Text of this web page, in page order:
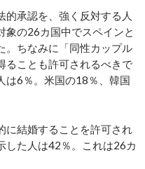
承認を、強く反対する人
象の26カ国中でスペインと
。ちなみに「同性カップル
ることも許可されるべきで
は6％。米国の18％、韓国
結婚することを許可され
した人は42％。これは26カ